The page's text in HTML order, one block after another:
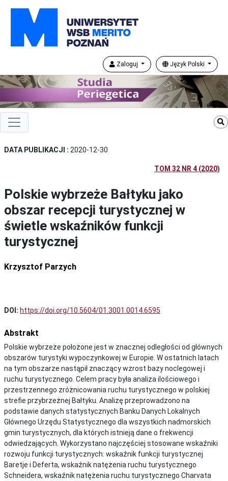
Zaloguj Język Polski
DATA PUBLIKACJI : 2020-12-30
TOM 32 NR 4 (2020)
Polskie wybrzeże Bałtyku jako
obszar recepcji turystycznej w
świetle wskaźników funkcji
turystycznej
Krzysztof Parzych
DOI: https://doi.org/10.5604/01.3001.0014.6595
Abstrakt
Polskie wybrzeże położone jest w znacznej odległości od głównych
obszarów turystyki wypoczynkowej w Europie. W ostatnich latach
na tym obszarze nastąpił znaczący wzrost bazy noclegowej i
ruchu turystycznego. Celem pracy była analiza ilościowego i
przestrzennego zróżnicowania ruchu turystycznego w polskiej
strefie przybrzeżnej Bałtyku. Analizę przeprowadzono na
podstawie danych statystycznych Banku Danych Lokalnych
Głównego Urzędu Statystycznego dla wszystkich nadmorskich
gmin turystycznych, dla których istnieją dane o frekwencji
odwiedzających. Wykorzystano najczęściej stosowane wskaźniki
rozwoju funkcji turystycznych: wskaźnik funkcji turystycznej
Baretje i Deferta, wskaźnik natężenia ruchu turystycznego
Schneidera, wskaźnik natężenia ruchu turystycznego Charvata